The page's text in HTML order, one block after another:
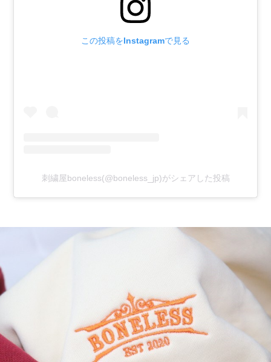
この投稿をInstagramで見る
刺繍屋boneless(@boneless_jp)がシェアした投稿